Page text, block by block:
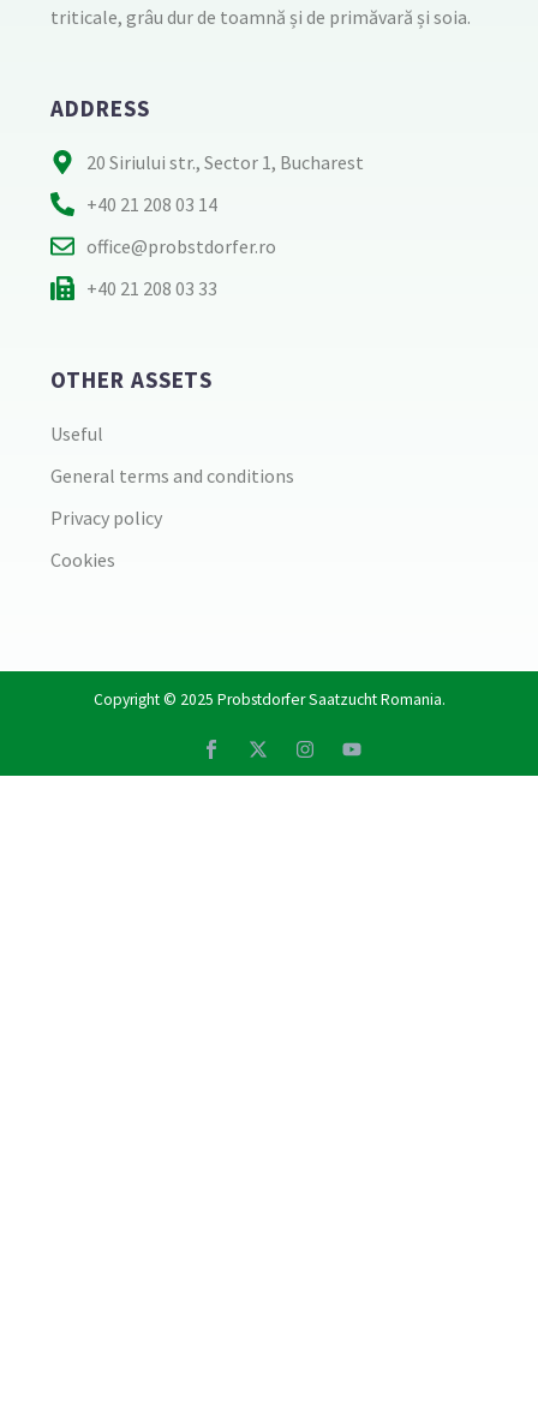
triticale, grâu dur de toamnă și de primăvară și soia.
ADDRESS
20 Siriului str., Sector 1, Bucharest
+40 21 208 03 14
office@probstdorfer.ro
+40 21 208 03 33
OTHER ASSETS
Useful
General terms and conditions
Privacy policy
Cookies
Copyright © 2025 Probstdorfer Saatzucht Romania.